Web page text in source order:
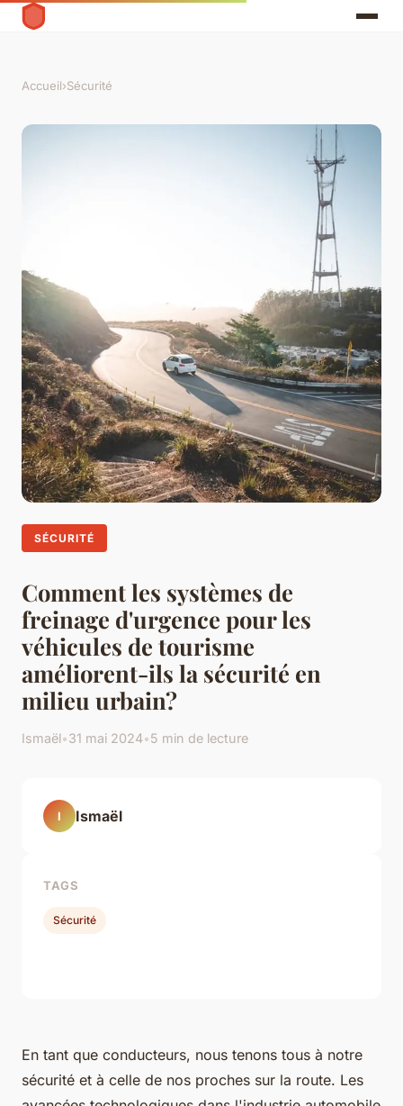
Accueil›Sécurité
SÉCURITÉ
Comment les systèmes de
freinage d'urgence pour les
véhicules de tourisme
améliorent-ils la sécurité en
milieu urbain?
Ismaël•31 mai 2024•5 min de lecture
En tant que conducteurs, nous tenons tous à notre
sécurité et à celle de nos proches sur la route. Les
I Ismaël
TAGS
Sécurité